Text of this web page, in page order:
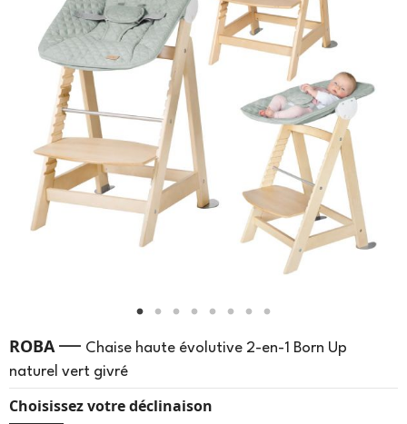
ROBA — Chaise haute évolutive 2-en-1 Born Up
naturel vert givré
Choisissez votre déclinaison